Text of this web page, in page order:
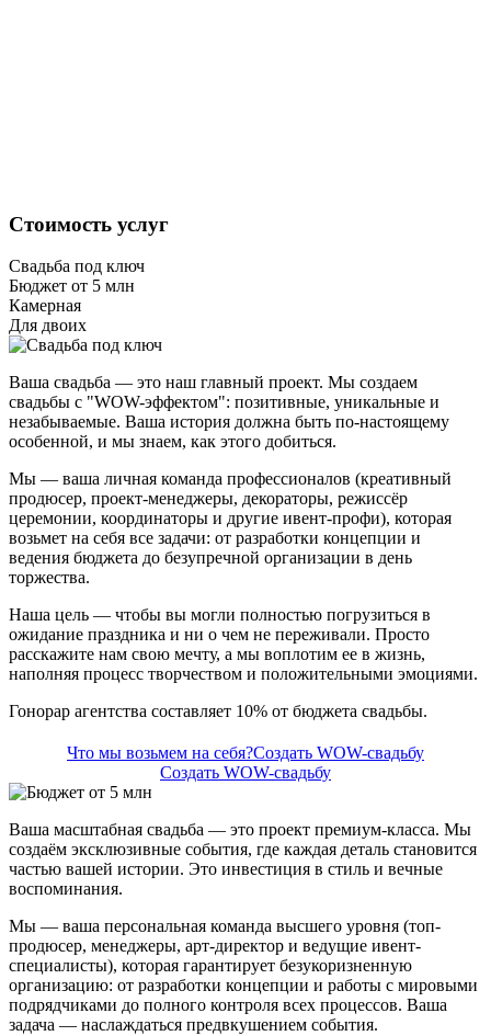
Стоимость услуг
Свадьба под ключ
Бюджет от 5 млн
Камерная
Для двоих
Ваша свадьба — это наш главный проект. Мы создаем
свадьбы с "WOW-эффектом": позитивные, уникальные и
незабываемые. Ваша история должна быть по-настоящему
особенной, и мы знаем, как этого добиться.
Мы — ваша личная команда профессионалов (креативный
продюсер, проект-менеджеры, декораторы, режиссёр
церемонии, координаторы и другие ивент-профи), которая
возьмет на себя все задачи: от разработки концепции и
ведения бюджета до безупречной организации в день
торжества.
Наша цель — чтобы вы могли полностью погрузиться в
ожидание праздника и ни о чем не переживали. Просто
расскажите нам свою мечту, а мы воплотим ее в жизнь,
наполняя процесс творчеством и положительными эмоциями.
Гонорар агентства составляет 10% от бюджета свадьбы.
Что мы возьмем на себя?Создать WOW-свадьбу
Создать WOW-свадьбу
Ваша масштабная свадьба — это проект премиум-класса. Мы
создаём эксклюзивные события, где каждая деталь становится
частью вашей истории. Это инвестиция в стиль и вечные
воспоминания.
Мы — ваша персональная команда высшего уровня (топ-
продюсер, менеджеры, арт-директор и ведущие ивент-
специалисты), которая гарантирует безукоризненную
организацию: от разработки концепции и работы с мировыми
подрядчиками до полного контроля всех процессов. Ваша
задача — наслаждаться предвкушением события.